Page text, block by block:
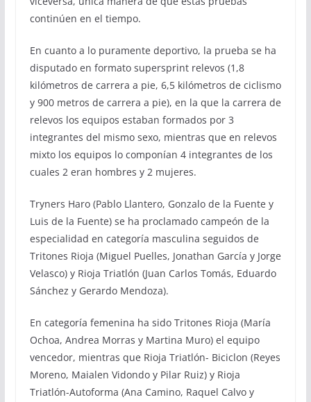
continúen en el tiempo.
En cuanto a lo puramente deportivo, la prueba se ha
disputado en formato supersprint relevos (1,8
kilómetros de carrera a pie, 6,5 kilómetros de ciclismo
y 900 metros de carrera a pie), en la que la carrera de
relevos los equipos estaban formados por 3
integrantes del mismo sexo, mientras que en relevos
mixto los equipos lo componían 4 integrantes de los
cuales 2 eran hombres y 2 mujeres.
Tryners Haro (Pablo Llantero, Gonzalo de la Fuente y
Luis de la Fuente) se ha proclamado campeón de la
especialidad en categoría masculina seguidos de
Tritones Rioja (Miguel Puelles, Jonathan García y Jorge
Velasco) y Rioja Triatlón (Juan Carlos Tomás, Eduardo
Sánchez y Gerardo Mendoza).
En categoría femenina ha sido Tritones Rioja (María
Ochoa, Andrea Morras y Martina Muro) el equipo
vencedor, mientras que Rioja Triatlón- Biciclon (Reyes
Moreno, Maialen Vidondo y Pilar Ruiz) y Rioja
Triatlón-Autoforma (Ana Camino, Raquel Calvo y